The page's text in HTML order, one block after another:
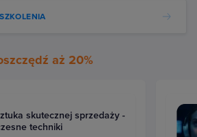
aż 20%
skutecznej sprzedaży -
techniki